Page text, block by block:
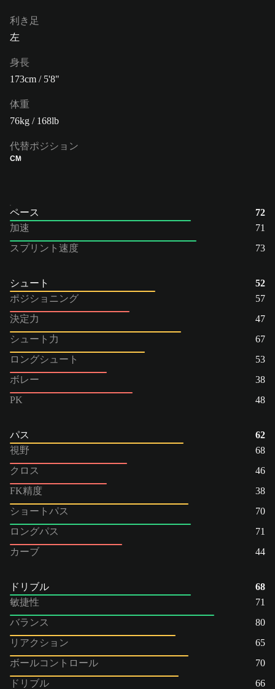
利き足
左
身長
173cm / 5'8"
体重
76kg / 168lb
代替ポジション
CM
ペース
72
加速
71
スプリント速度
73
シュート
52
ポジショニング
57
決定力
47
シュート力
67
ロングシュート
53
ボレー
38
PK
48
パス
62
視野
68
クロス
46
FK精度
38
ショートパス
70
ロングパス
71
カーブ
44
ドリブル
68
敏捷性
71
バランス
80
リアクション
65
ボールコントロール
70
ドリブル
66